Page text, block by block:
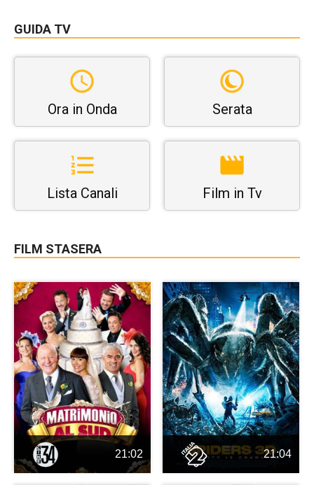
GUIDA TV
Ora in Onda Serata
Lista Canali Film in Tv
FILM STASERA
21:02 21:04